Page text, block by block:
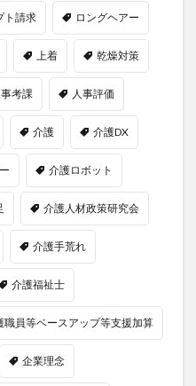
ト請求 ロングヘアー
上着 乾燥対策
事考課 人事評価
介護 介護DX
介護ロボット
介護人材政策研究会
介護手荒れ
介護福祉士
職員等ベースアップ等支援加算
企業理念